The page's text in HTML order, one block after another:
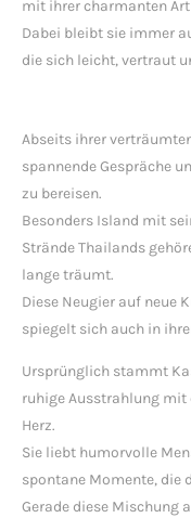
mit ihrer charmanten
Dabei bleibt sie immer
die sich leicht, vertraut
Abseits ihrer
spannende Gespräche
zu bereisen.
Besonders Island mit
Strände Thailands
lange träumt.
Diese Neugier auf neue
spiegelt sich auch in
Ursprünglich stammt
ruhige Ausstrahlung
Herz.
Sie liebt humorvolle
spontane Momente, die
Gerade diese Mischung